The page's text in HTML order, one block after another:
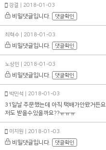
강걸 | 2018-01-03
비밀댓글입니다.
댓글확인
최혁수 | 2018-01-03
비밀댓글입니다.
댓글확인
노상민 | 2018-01-03
비밀댓글입니다.
댓글확인
박민석 | 2018-01-03
31일날 주문했는데 아직 택배가안왔거든요
저도 받을수있을까요??ㅠㅠㅠ
이지원 | 2018-01-03
비밀댓글입니다.
댓글확인